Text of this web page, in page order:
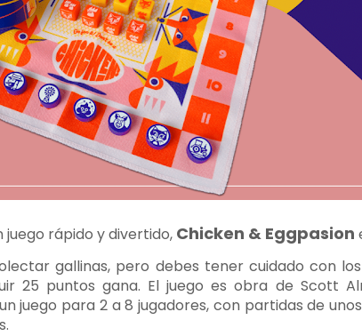
juego rápido y divertido, Chicken & Eggpasion
gallinas, pero debes tener cuidado con
25 puntos gana. El juego es obra de Scott
juego para 2 a 8 jugadores, con partidas de